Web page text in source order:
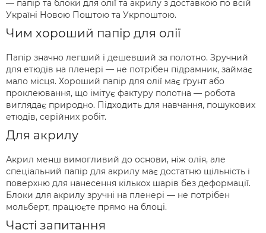
— папір та блоки для олії та акрилу з доставкою по всій
Україні Новою Поштою та Укрпоштою.
Чим хороший папір для олії
Папір значно легший і дешевший за полотно. Зручний
для етюдів на пленері — не потрібен підрамник, займає
мало місця. Хороший папір для олії має ґрунт або
проклеювання, що імітує фактуру полотна — робота
виглядає природно. Підходить для навчання, пошукових
етюдів, серійних робіт.
Для акрилу
Акрил менш вимогливий до основи, ніж олія, але
спеціальний папір для акрилу має достатню щільність і
поверхню для нанесення кількох шарів без деформації.
Блоки для акрилу зручні на пленері — не потрібен
мольберт, працюєте прямо на блоці.
Часті запитання